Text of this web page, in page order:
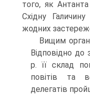
того, як
Східну
жодних
Вищим
Відповідно до
р. її склад
повітів та
делегатів